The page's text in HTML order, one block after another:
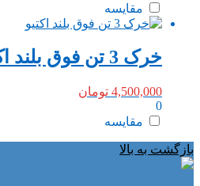
مقایسه
خرک 3 تن فوق بلند اکتیو
4,500,000 تومان
0
مقایسه
بازگشت به بالا